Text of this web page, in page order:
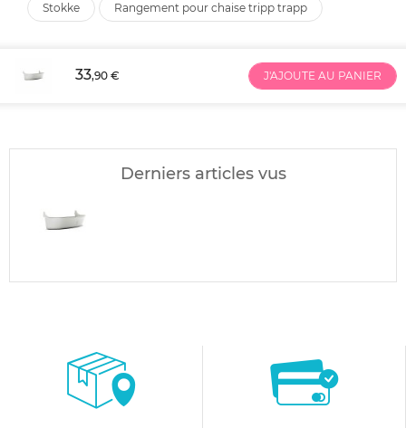
stokke rangement pour chaise tripp trapp
33,90 € J'AJOUTE AU PANIER
Derniers articles vus